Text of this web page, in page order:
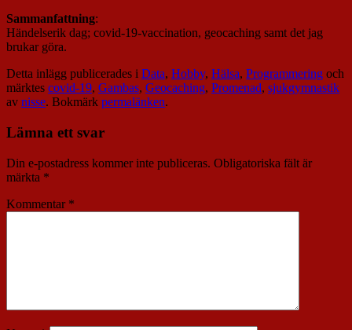
Sammanfattning:
Händelserik dag; covid-19-vaccination, geocaching samt det jag
brukar göra.
Detta inlägg publicerades i Data, Hobby, Hälsa, Programmering och
märktes covid-19, Gambas, Geocaching, Promenad, sjukgymnastik
av nisse. Bokmärk permalänken.
Lämna ett svar
Din e-postadress kommer inte publiceras. Obligatoriska fält är
märkta *
Kommentar *